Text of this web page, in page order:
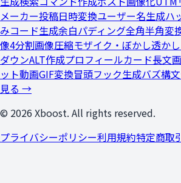
メーカー投稿日時変換ユーザー名生成ハ
みコード生成余白パディング全角半角変
像4分割画像圧縮モザイク・ぼかし透か
ダウンALT作成プロフィールカード長文
ット動画GIF変換冒頭フック生成バズ構
見る →
© 2026 Xboost. All rights reserved.
プライバシーポリシー利用規約特定商取